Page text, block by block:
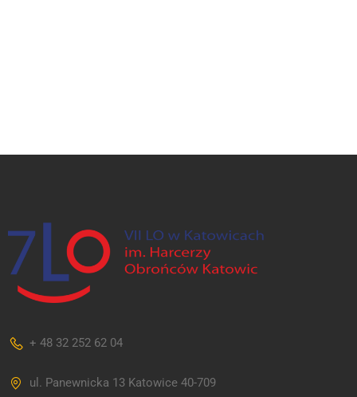
+ 48 32 252 62 04
ul. Panewnicka 13 Katowice 40-709